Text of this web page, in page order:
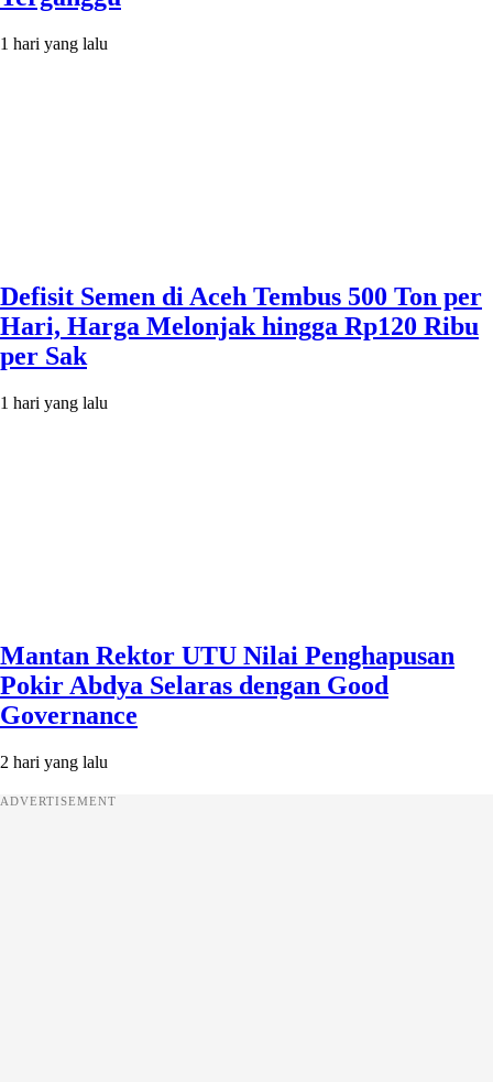
1 hari yang lalu
Defisit Semen di Aceh Tembus 500 Ton per
Hari, Harga Melonjak hingga Rp120 Ribu
per Sak
1 hari yang lalu
Mantan Rektor UTU Nilai Penghapusan
Pokir Abdya Selaras dengan Good
Governance
2 hari yang lalu
ADVERTISEMENT